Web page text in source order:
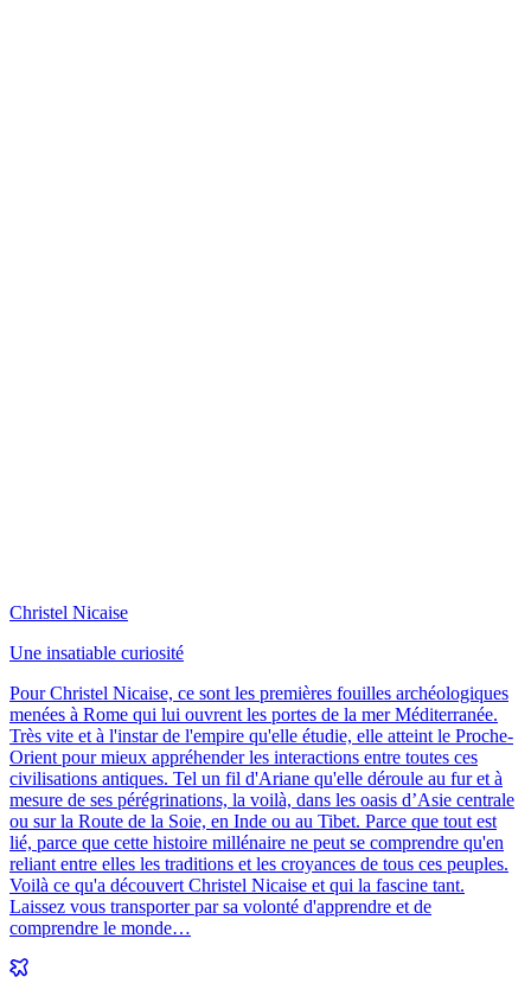
Christel Nicaise
Une insatiable curiosité
Pour Christel Nicaise, ce sont les premières fouilles archéologiques
menées à Rome qui lui ouvrent les portes de la mer Méditerranée.
Très vite et à l'instar de l'empire qu'elle étudie, elle atteint le Proche-
Orient pour mieux appréhender les interactions entre toutes ces
civilisations antiques. Tel un fil d'Ariane qu'elle déroule au fur et à
mesure de ses pérégrinations, la voilà, dans les oasis d’Asie centrale
ou sur la Route de la Soie, en Inde ou au Tibet. Parce que tout est
lié, parce que cette histoire millénaire ne peut se comprendre qu'en
reliant entre elles les traditions et les croyances de tous ces peuples.
Voilà ce qu'a découvert Christel Nicaise et qui la fascine tant.
Laissez vous transporter par sa volonté d'apprendre et de
comprendre le monde…